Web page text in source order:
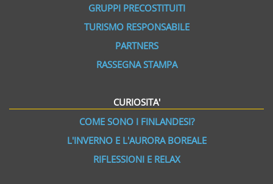
GRUPPI PRECOSTITUITI
TURISMO RESPONSABILE
PARTNERS
RASSEGNA STAMPA
CURIOSITA'
COME SONO I FINLANDESI?
L'INVERNO E L'AURORA BOREALE
RIFLESSIONI E RELAX